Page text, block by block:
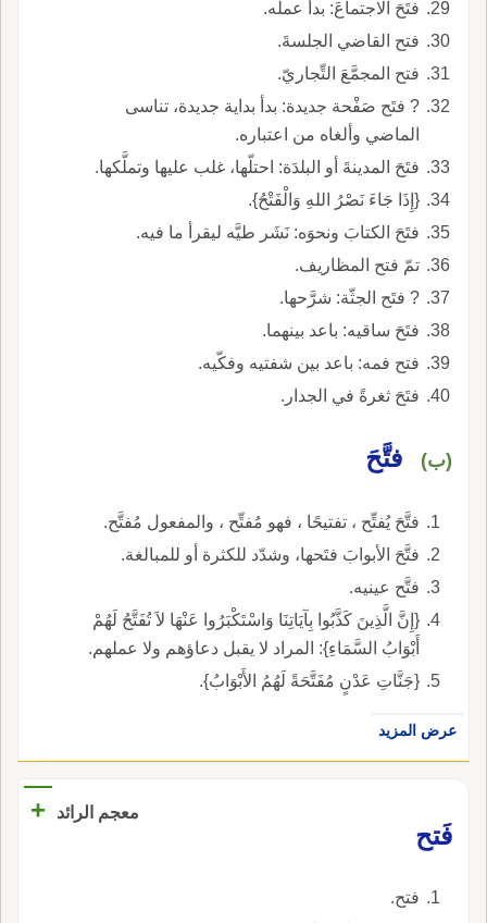
فتَحَ الاجتماعَ: بدأ عمله.
فتح القاضي الجلسةَ.
فتح المجمَّعَ التِّجاريّ.
? فتَح صَفْحة جديدة: بدأ بداية جديدة، تناسى
الماضي وألغاه من اعتباره.
فتَحَ المدينةَ أو البلدَة: احتلّها، غلب عليها وتملَّكها.
{إِذَا جَاءَ نَصْرُ اللهِ وَالْفَتْحُ}.
فتَحَ الكتابَ ونحوَه: نَشَر طيَّه ليقرأ ما فيه.
تمّ فتح المظاريف.
? فتَح الجثّة: شرَّحها.
فتَحَ ساقيه: باعد بينهما.
فتح فمه: باعد بين شفتيه وفكّيه.
فتَحَ ثغرةً في الجدار.
(ب) فتَّحَ
فتَّحَ يُفتِّح ، تفتيحًا ، فهو مُفتِّح ، والمفعول مُفتَّح.
فتَّحَ الأبوابَ فتَحها، وشدّد للكثرة أو للمبالغة.
فتَّح عينيه.
{إِنَّ الَّذِينَ كَذَّبُوا بِآيَاتِنَا وَاسْتَكْبَرُوا عَنْهَا لاَ تُفَتَّحُ لَهُمْ
أَبْوَابُ السَّمَاءِ}: المراد لا يقبل دعاؤهم ولا عملهم.
{جَنَّاتِ عَدْنٍ مُفَتَّحَةً لَهُمُ الأَبْوَابُ}.
عرض المزيد
معجم الرائد
+
فَتح
فتح.